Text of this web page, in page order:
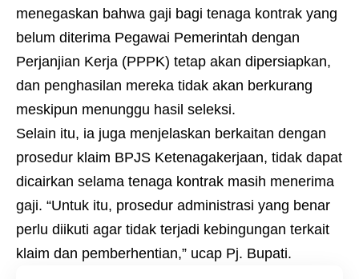
menegaskan bahwa gaji bagi tenaga kontrak yang
belum diterima Pegawai Pemerintah dengan
Perjanjian Kerja (PPPK) tetap akan dipersiapkan,
dan penghasilan mereka tidak akan berkurang
meskipun menunggu hasil seleksi.
Selain itu, ia juga menjelaskan berkaitan dengan
prosedur klaim BPJS Ketenagakerjaan, tidak dapat
dicairkan selama tenaga kontrak masih menerima
gaji. “Untuk itu, prosedur administrasi yang benar
perlu diikuti agar tidak terjadi kebingungan terkait
klaim dan pemberhentian,” ucap Pj. Bupati.